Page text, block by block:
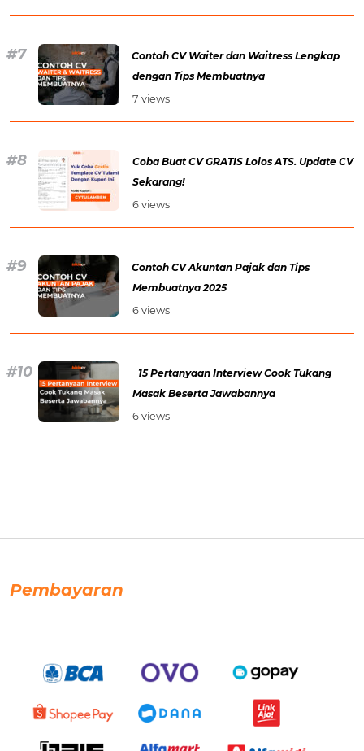
Contoh CV Waiter dan Waitress Lengkap
dengan Tips Membuatnya
7 views
Coba Buat CV GRATIS Lolos ATS. Update CV
Sekarang!
6 views
Contoh CV Akuntan Pajak dan Tips
Membuatnya 2025
6 views
15 Pertanyaan Interview Cook Tukang
Masak Beserta Jawabannya
6 views
Pembayaran